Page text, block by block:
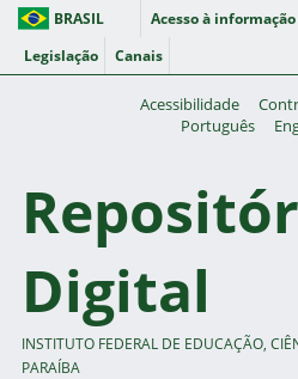
BRASIL Acesso à informação
Legislação
Canais
Acessibilidade
Português
Digital
INSTITUTO FEDERAL DE EDUCAÇÃO,
PARAÍBA